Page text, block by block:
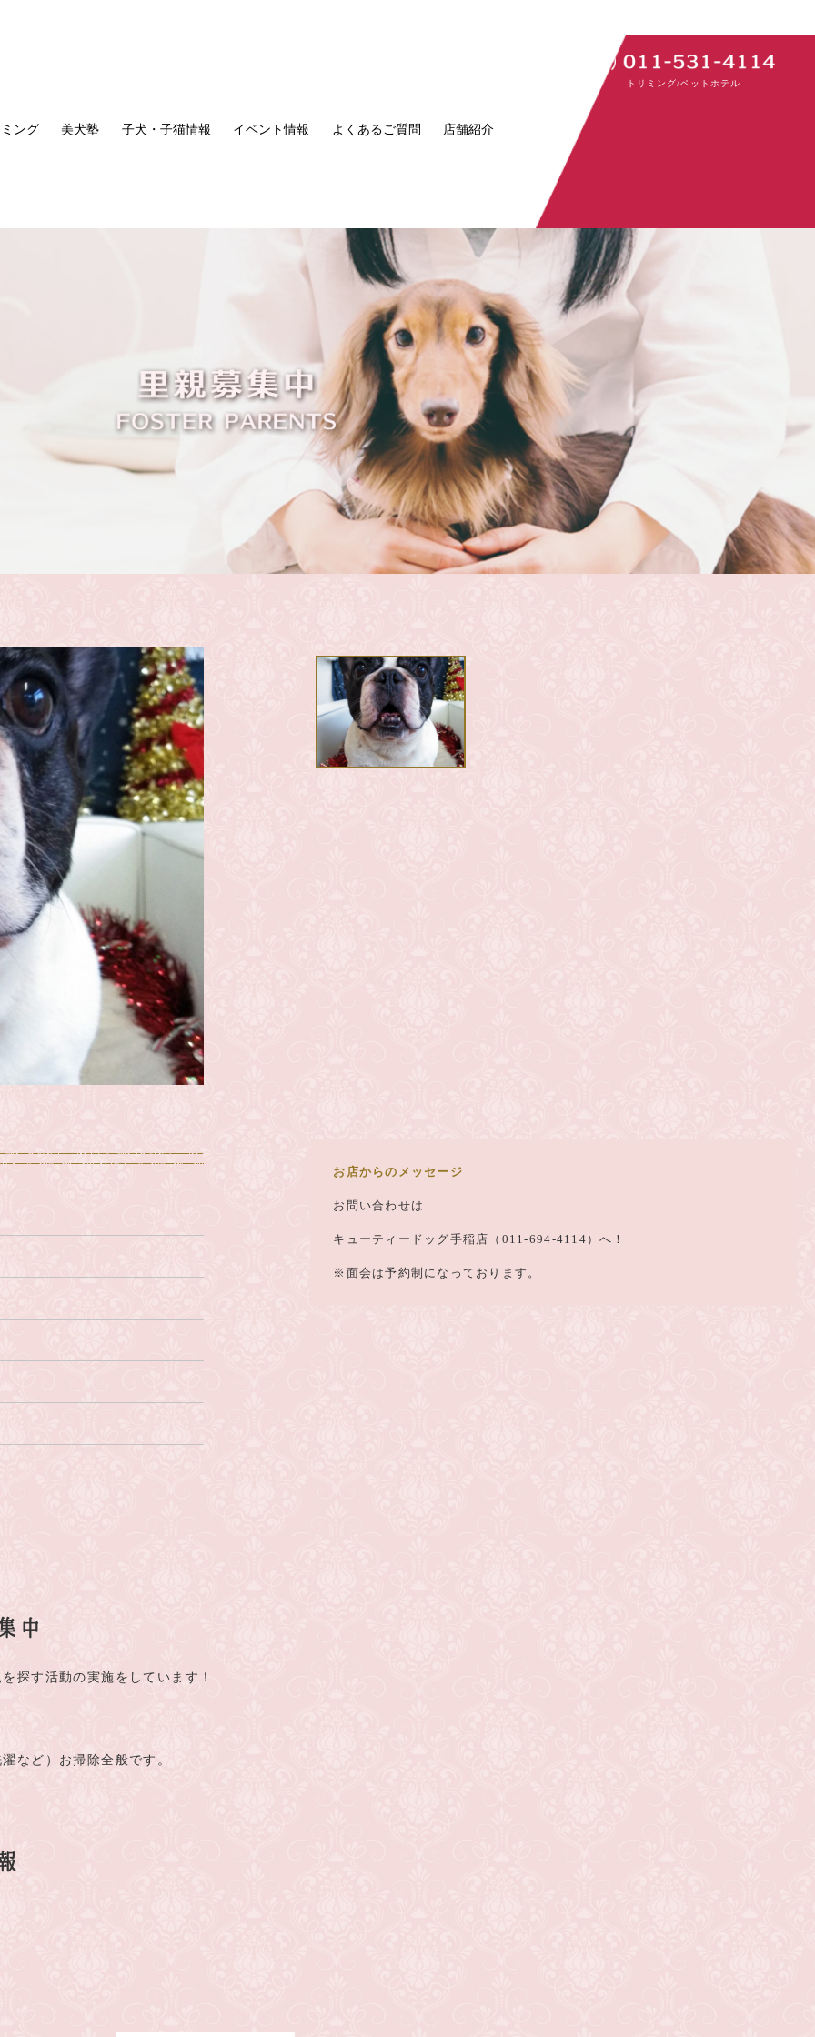
ング 美犬塾 子犬・子猫情報 イベント情報 よくあるご質問 店舗紹介
トリミング/ペットホテル
お店からのメッセージ
お問い合わせは
キューティードッグ手稲店（011-694-4114）へ！
※面会は予約制になっております。
中
探す活動の実施をしています！
など）お掃除全般です。